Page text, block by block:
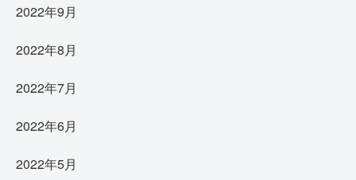
2022年9月
2022年8月
2022年7月
2022年6月
2022年5月